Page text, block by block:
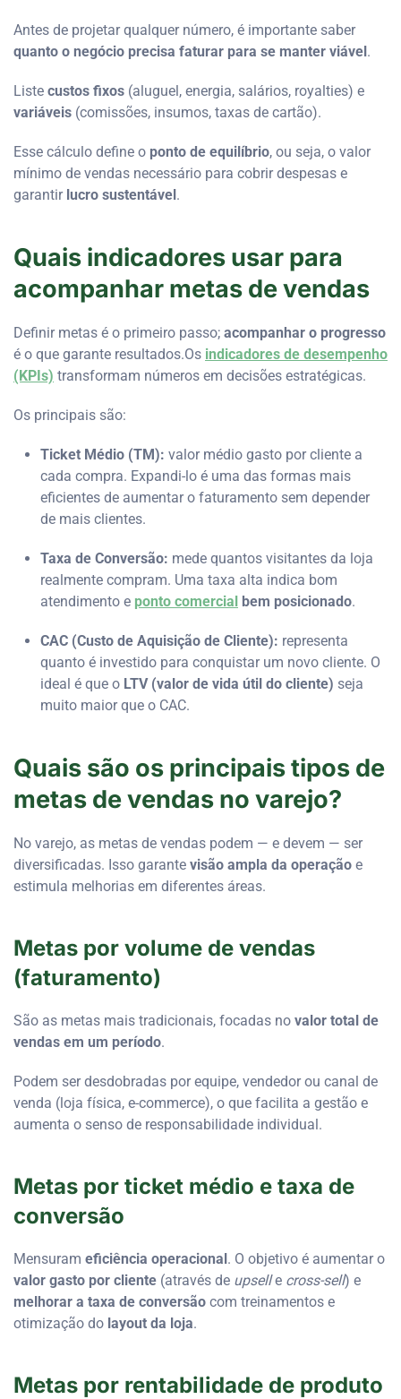
Antes de projetar qualquer número, é importante saber
quanto o negócio precisa faturar para se manter viável.
Liste custos fixos (aluguel, energia, salários, royalties) e
variáveis (comissões, insumos, taxas de cartão).
Esse cálculo define o ponto de equilíbrio, ou seja, o valor
mínimo de vendas necessário para cobrir despesas e
garantir lucro sustentável.
Quais indicadores usar para
acompanhar metas de vendas
Definir metas é o primeiro passo; acompanhar o progresso
é o que garante resultados.Os indicadores de desempenho
(KPIs) transformam números em decisões estratégicas.
Os principais são:
Ticket Médio (TM): valor médio gasto por cliente a
cada compra. Expandi-lo é uma das formas mais
eficientes de aumentar o faturamento sem depender
de mais clientes.
Taxa de Conversão: mede quantos visitantes da loja
realmente compram. Uma taxa alta indica bom
atendimento e ponto comercial bem posicionado.
CAC (Custo de Aquisição de Cliente): representa
quanto é investido para conquistar um novo cliente. O
ideal é que o LTV (valor de vida útil do cliente) seja
muito maior que o CAC.
Quais são os principais tipos de
metas de vendas no varejo?
No varejo, as metas de vendas podem — e devem — ser
diversificadas. Isso garante visão ampla da operação e
estimula melhorias em diferentes áreas.
Metas por volume de vendas
(faturamento)
São as metas mais tradicionais, focadas no valor total de
vendas em um período.
Podem ser desdobradas por equipe, vendedor ou canal de
venda (loja física, e-commerce), o que facilita a gestão e
aumenta o senso de responsabilidade individual.
Metas por ticket médio e taxa de
conversão
Mensuram eficiência operacional. O objetivo é aumentar o
valor gasto por cliente (através de upselle cross-sell) e
melhorar a taxa de conversão com treinamentos e
otimização do layout da loja.
Metas por rentabilidade de produto